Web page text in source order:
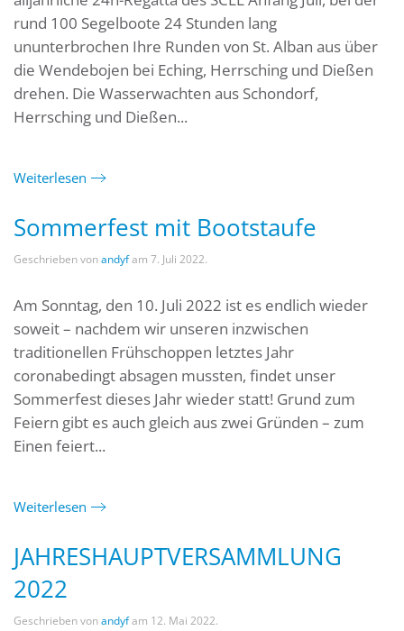
rund 100 Segelboote 24 Stunden lang
ununterbrochen Ihre Runden von St. Alban aus über
die Wendebojen bei Eching, Herrsching und Dießen
drehen. Die Wasserwachten aus Schondorf,
Herrsching und Dießen...
Weiterlesen
Sommerfest mit Bootstaufe
Geschrieben vonandyfam 7. Juli 2022.
Am Sonntag, den 10. Juli 2022 ist es endlich wieder
soweit – nachdem wir unseren inzwischen
traditionellen Frühschoppen letztes Jahr
coronabedingt absagen mussten, findet unser
Sommerfest dieses Jahr wieder statt! Grund zum
Feiern gibt es auch gleich aus zwei Gründen – zum
Einen feiert...
Weiterlesen
JAHRESHAUPTVERSAMMLUNG
2022
Geschrieben vonandyfam 12. Mai 2022.